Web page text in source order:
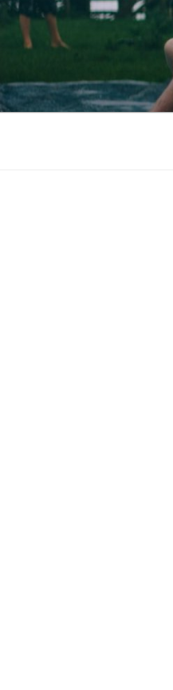
Zum
Inhalt
springen